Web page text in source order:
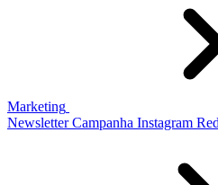
Marketing
Newsletter Campanha Instagram